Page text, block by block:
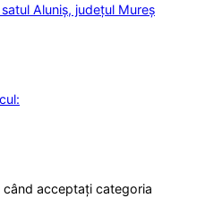
Aluniș, județul Mureș
acceptați categoria